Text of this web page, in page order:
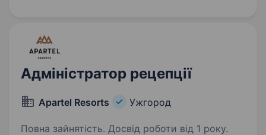
Адміністратор рецепції
Apartel Resorts Ужгород
Повна зайнятість. Досвід роботи від 1 року.